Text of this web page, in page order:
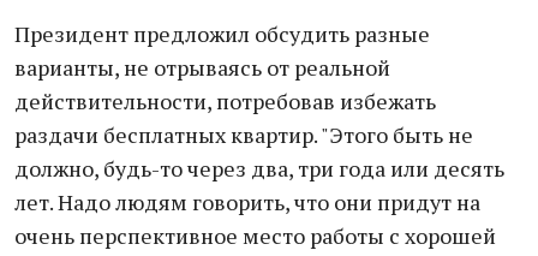
Президент предложил обсудить разные
варианты, не отрываясь от реальной
действительности, потребовав избежать
раздачи бесплатных квартир. "Этого быть не
должно, будь-то через два, три года или десять
лет. Надо людям говорить, что они придут на
очень перспективное место работы с хорошей